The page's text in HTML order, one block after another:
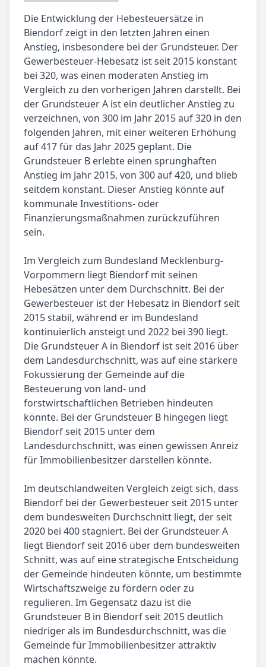
Die Entwicklung der Hebesteuersätze in
Biendorf zeigt in den letzten Jahren einen
Anstieg, insbesondere bei der Grundsteuer. Der
Gewerbesteuer-Hebesatz ist seit 2015 konstant
bei 320, was einen moderaten Anstieg im
Vergleich zu den vorherigen Jahren darstellt. Bei
der Grundsteuer A ist ein deutlicher Anstieg zu
verzeichnen, von 300 im Jahr 2015 auf 320 in den
folgenden Jahren, mit einer weiteren Erhöhung
auf 417 für das Jahr 2025 geplant. Die
Grundsteuer B erlebte einen sprunghaften
Anstieg im Jahr 2015, von 300 auf 420, und blieb
seitdem konstant. Dieser Anstieg könnte auf
kommunale Investitions- oder
Finanzierungsmaßnahmen zurückzuführen
sein.
Im Vergleich zum Bundesland Mecklenburg-
Vorpommern liegt Biendorf mit seinen
Hebesätzen unter dem Durchschnitt. Bei der
Gewerbesteuer ist der Hebesatz in Biendorf seit
2015 stabil, während er im Bundesland
kontinuierlich ansteigt und 2022 bei 390 liegt.
Die Grundsteuer A in Biendorf ist seit 2016 über
dem Landesdurchschnitt, was auf eine stärkere
Fokussierung der Gemeinde auf die
Besteuerung von land- und
forstwirtschaftlichen Betrieben hindeuten
könnte. Bei der Grundsteuer B hingegen liegt
Biendorf seit 2015 unter dem
Landesdurchschnitt, was einen gewissen Anreiz
für Immobilienbesitzer darstellen könnte.
Im deutschlandweiten Vergleich zeigt sich, dass
Biendorf bei der Gewerbesteuer seit 2015 unter
dem bundesweiten Durchschnitt liegt, der seit
2020 bei 400 stagniert. Bei der Grundsteuer A
liegt Biendorf seit 2016 über dem bundesweiten
Schnitt, was auf eine strategische Entscheidung
der Gemeinde hindeuten könnte, um bestimmte
Wirtschaftszweige zu fördern oder zu
regulieren. Im Gegensatz dazu ist die
Grundsteuer B in Biendorf seit 2015 deutlich
niedriger als im Bundesdurchschnitt, was die
Gemeinde für Immobilienbesitzer attraktiv
machen könnte.